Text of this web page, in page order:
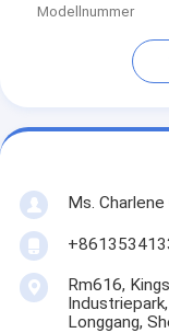
Modellnummer
Ms. Charlene
Rm616,
Longgang,